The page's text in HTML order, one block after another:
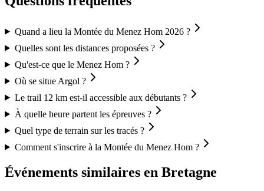
Quand a lieu la Montée du Menez Hom 2026 ?
Quelles sont les distances proposées ?
Qu'est-ce que le Menez Hom ?
Où se situe Argol ?
Le trail 12 km est-il accessible aux débutants ?
À quelle heure partent les épreuves ?
Quel type de terrain sur les tracés ?
Comment s'inscrire à la Montée du Menez Hom ?
Événements similaires en Bretagne